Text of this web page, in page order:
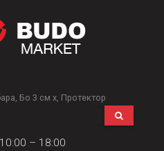
Бо 3 см х Протектор
10:00 – 18:00